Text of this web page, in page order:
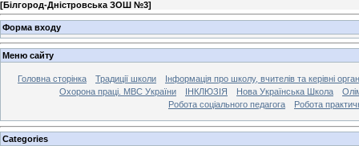
[Білгород-Дністровська ЗОШ №3]
Форма входу
Меню сайту
Головна сторінка Традиції школи
Інформація про школу, вчителів та керівні
Охорона праці. МВС України
ІНКЛЮЗІЯ Нова Українська Школа
Робота соціального педагога
Робота
Categories